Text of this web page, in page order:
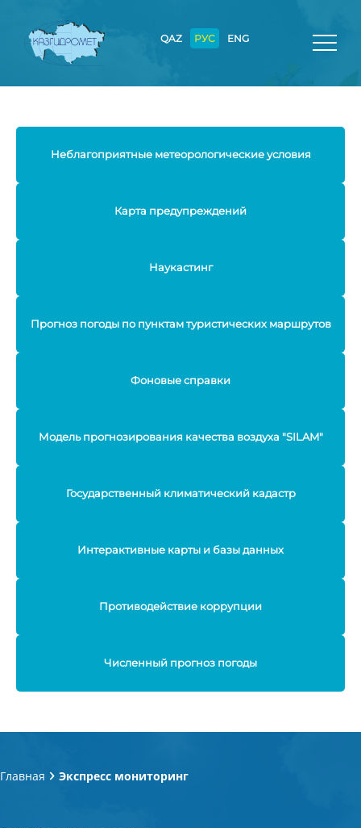
QAZ РУС ENG
Неблагоприятные метеорологические условия
Карта предупреждений
Наукастинг
Прогноз погоды по пунктам туристических маршрутов
Фоновые справки
Модель прогнозирования качества воздуха "SILAM"
Государственный климатический кадастр
Интерактивные карты и базы данных
Противодействие коррупции
Численный прогноз погоды
Главная Экспресс мониторинг